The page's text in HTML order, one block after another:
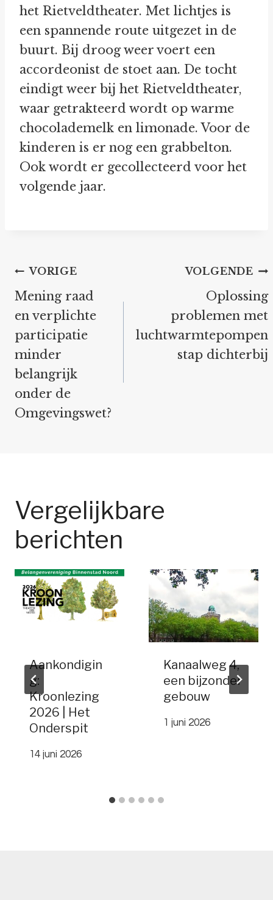
het Rietveldtheater. Met lichtjes is
een spannende route uitgezet in de
buurt. Bij droog weer voert een
accordeonist de stoet aan. De tocht
eindigt weer bij het Rietveldtheater,
waar getrakteerd wordt op warme
chocolademelk en limonade. Voor de
kinderen is er nog een grabbelton.
Ook wordt er gecollecteerd voor het
volgende jaar.
Bericht
navigatie
VORIGE
Mening raad
en verplichte
participatie
minder
belangrijk
onder de
Omgevingswet?
VOLGENDE
Oplossing
problemen met
luchtwarmtepompen
stap dichterbij
Vergelijkbare
berichten
Aankondigin
g:
Kroonlezing
2026 | Het
Onderspit
14 juni 2026
Kanaalweg 4,
een bijzonder
gebouw
1 juni 2026